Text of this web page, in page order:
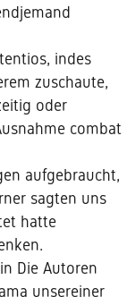
indes
zuschaute,
oder
combat
aufgebraucht,
sagten uns
hatte
Die Autoren
unsereiner